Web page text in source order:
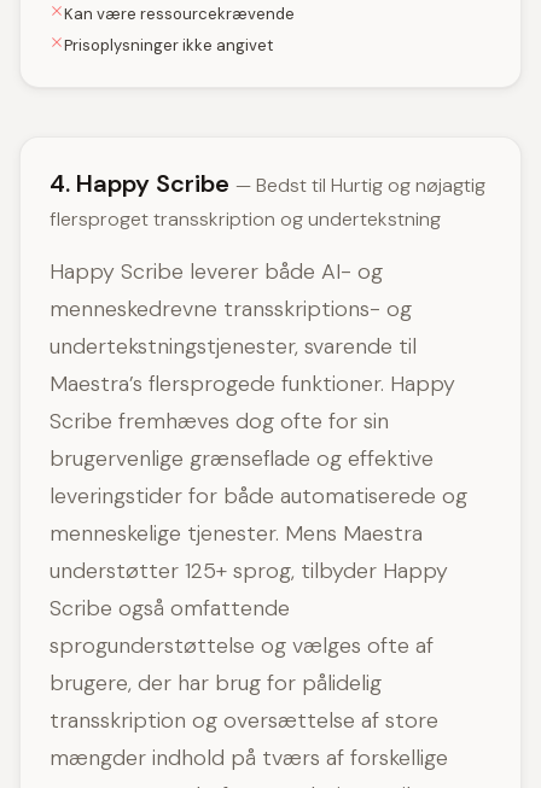
Kan være ressourcekrævende
Prisoplysninger ikke angivet
4. Happy Scribe — Bedst til Hurtig og nøjagtig
flersproget transskription og undertekstning
Happy Scribe leverer både AI- og
menneskedrevne transskriptions- og
undertekstningstjenester, svarende til
Maestra’s flersprogede funktioner. Happy
Scribe fremhæves dog ofte for sin
brugervenlige grænseflade og effektive
leveringstider for både automatiserede og
menneskelige tjenester. Mens Maestra
understøtter 125+ sprog, tilbyder Happy
Scribe også omfattende
sprogunderstøttelse og vælges ofte af
brugere, der har brug for pålidelig
transskription og oversættelse af store
mængder indhold på tværs af forskellige